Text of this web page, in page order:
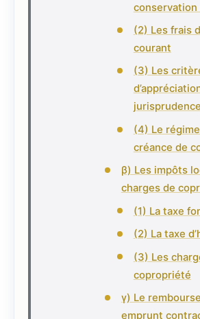
conservation
(2) Les frais
courant
(3) Les
jurisprudence
(4) Le
créance de
β) Les impôts
charges de
(1) La taxe
(2) La taxe
(3) Les
copropriété
γ) Le
emprunt